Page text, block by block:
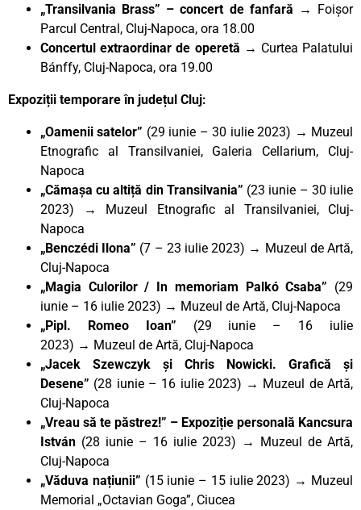
„Transilvania Brass” – concert de fanfară → Foișor
Parcul Central, Cluj-Napoca, ora 18.00
Concertul extraordinar de operetă → Curtea Palatului
Bánffy, Cluj-Napoca, ora 19.00
Expoziții temporare în județul Cluj:
„Oamenii satelor” (29 iunie – 30 iulie 2023) → Muzeul
Etnografic al Transilvaniei, Galeria Cellarium, Cluj-
Napoca
„Cămașa cu altiță din Transilvania” (23 iunie – 30 iulie
2023) → Muzeul Etnografic al Transilvaniei, Cluj-
Napoca
„Benczédi Ilona” (7 – 23 iulie 2023) → Muzeul de Artă,
Cluj-Napoca
„Magia Culorilor / In memoriam Palkó Csaba” (29
iunie – 16 iulie 2023) → Muzeul de Artă, Cluj-Napoca
„Pipl. Romeo Ioan” (29 iunie – 16 iulie
2023) → Muzeul de Artă, Cluj-Napoca
„Jacek Szewczyk și Chris Nowicki. Grafică și
Desene” (28 iunie – 16 iulie 2023) → Muzeul de Artă,
Cluj-Napoca
„Vreau să te păstrez!” – Expoziție personală Kancsura
István (28 iunie – 16 iulie 2023) → Muzeul de Artă,
Cluj-Napoca
„Văduva națiunii” (15 iunie – 15 iulie 2023) → Muzeul
Memorial „Octavian Goga”, Ciucea